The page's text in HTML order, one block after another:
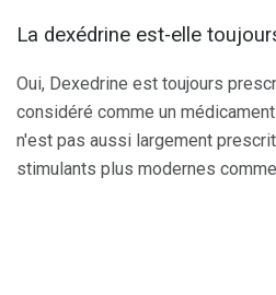
La dexédrine est-elle
Oui, Dexedrine est toujours
considéré comme un
n'est pas aussi largement
stimulants plus modernes